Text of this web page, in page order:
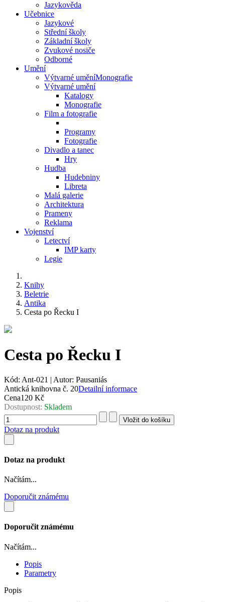
Jazykověda
Učebnice
Jazykové
Střední školy
Základní školy
Zvukové nosiče
Odborné
Umění
Výtvarné uměníMonografie
Výtvarné umění
Katalogy
Monografie
Film a fotografie
Programy
Fotografie
Divadlo a tanec
Hry
Hudba
Hudebniny
Libreta
Malá galerie
Architektura
Prameny
Reklama
Vojenství
Letectví
IMP karty
Legie
Knihy
Beletrie
Antika
Cesta po Řecku I
Cesta po Řecku I
Kód: Ant-021 | Autor: Pausaniás
Antická knihovna č. 20Detailní informace
Cena120 Kč
Dostupnost: Skladem
Dotaz na produkt
Dotaz na produkt
Načítám...
Doporučit známému
Doporučit známému
Načítám...
Popis
Parametry
Popis